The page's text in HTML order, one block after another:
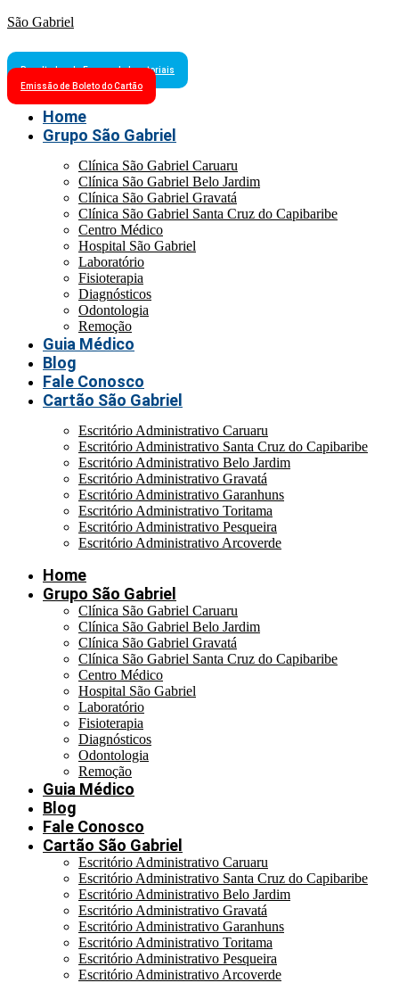
São Gabriel
Resultados de Exames Laboratoriais
Emissão de Boleto do Cartão
Home
Grupo São Gabriel
Clínica São Gabriel Caruaru
Clínica São Gabriel Belo Jardim
Clínica São Gabriel Gravatá
Clínica São Gabriel Santa Cruz do Capibaribe
Centro Médico
Hospital São Gabriel
Laboratório
Fisioterapia
Diagnósticos
Odontologia
Remoção
Guia Médico
Blog
Fale Conosco
Cartão São Gabriel
Escritório Administrativo Caruaru
Escritório Administrativo Santa Cruz do Capibaribe
Escritório Administrativo Belo Jardim
Escritório Administrativo Gravatá
Escritório Administrativo Garanhuns
Escritório Administrativo Toritama
Escritório Administrativo Pesqueira
Escritório Administrativo Arcoverde
Home
Grupo São Gabriel
Clínica São Gabriel Caruaru
Clínica São Gabriel Belo Jardim
Clínica São Gabriel Gravatá
Clínica São Gabriel Santa Cruz do Capibaribe
Centro Médico
Hospital São Gabriel
Laboratório
Fisioterapia
Diagnósticos
Odontologia
Remoção
Guia Médico
Blog
Fale Conosco
Cartão São Gabriel
Escritório Administrativo Caruaru
Escritório Administrativo Santa Cruz do Capibaribe
Escritório Administrativo Belo Jardim
Escritório Administrativo Gravatá
Escritório Administrativo Garanhuns
Escritório Administrativo Toritama
Escritório Administrativo Pesqueira
Escritório Administrativo Arcoverde